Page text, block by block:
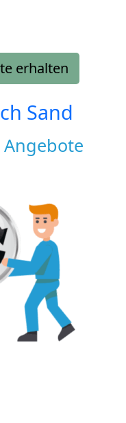
erhalten
Sand